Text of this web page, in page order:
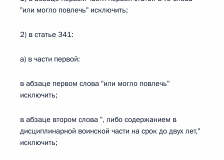
"или могло повлечь" исключить;
2) в статье 341:
а) в части первой:
в абзаце первом слова "или могло повлечь"
исключить;
в абзаце втором слова ", либо содержанием в
дисциплинарной воинской части на срок до двух лет,"
исключить;